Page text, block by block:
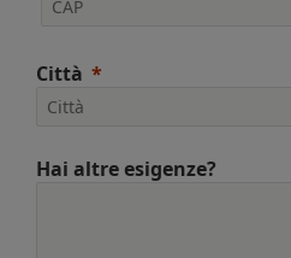
Città
Hai altre esigenze?